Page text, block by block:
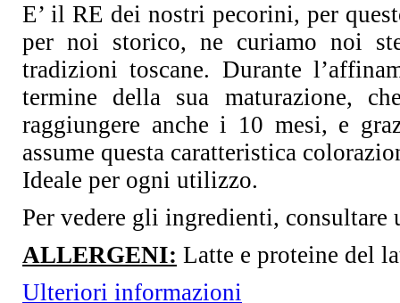
E’ il RE dei nostri pecorini, per
per noi storico, ne curiamo noi
tradizioni toscane. Durante
termine della sua maturazione,
raggiungere anche i 10 mesi, e
assume questa caratteristica
Ideale per ogni utilizzo.
Per vedere gli ingredienti,
ALLERGENI: Latte e proteine del
Ulteriori informazioni